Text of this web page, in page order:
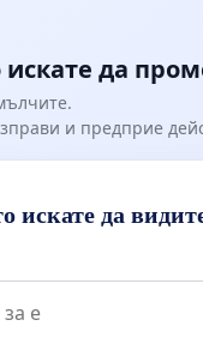
да
и предприе
искате да